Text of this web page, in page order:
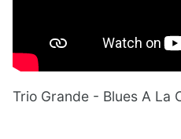
Trio Grande - Blues A La